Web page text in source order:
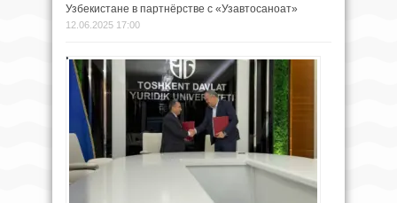
Узбекистане в партнёрстве с «Узавтосаноат»
12.06.2025 17:00